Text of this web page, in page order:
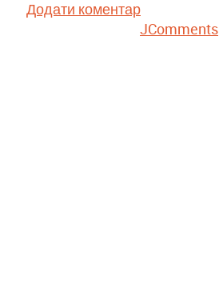
Додати коментар
JComments